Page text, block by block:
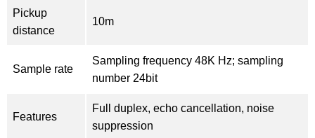
Pickup
distance
10m
Sample rate
Sampling frequency 48K Hz; sampling
number 24bit
Features
Full duplex, echo cancellation, noise
suppression